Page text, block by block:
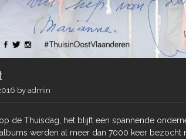
by admin
de Thuisdag, het blijft een spannende
werden al meer dan 7000 keer bezocht